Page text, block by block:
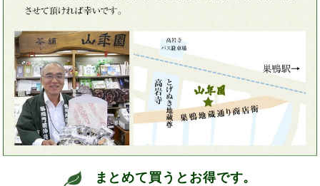
まとめて買うとお得です。